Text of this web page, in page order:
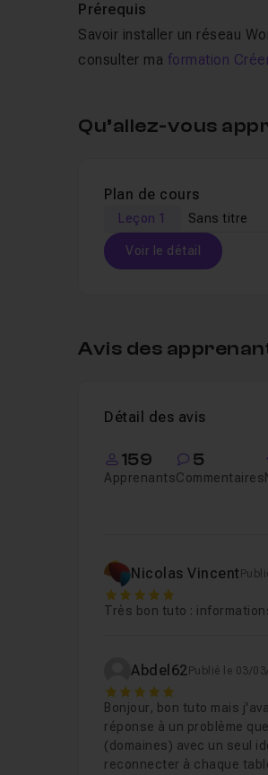
Prérequis
Savoir installer un réseau
consulter ma formation
Qu’allez-vous
Plan de cours
Leçon 1 Sans titre
Voir le détail
Avis des
Détail des avis
159
Apprenants
5
Commentaires
Nicolas Vincent
5
Très bon tuto :
Abdel62 Publié le 03/
5
Bonjour, bon tuto mais
réponse à un problème
(domaines) avec un seul
reconnecter à chaque